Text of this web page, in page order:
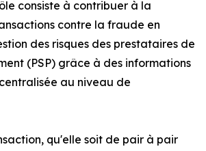
consiste à contribuer à la
contre la fraude en
des risques des prestataires de
(PSP) grâce à des informations
au niveau de
qu'elle soit de pair à pair